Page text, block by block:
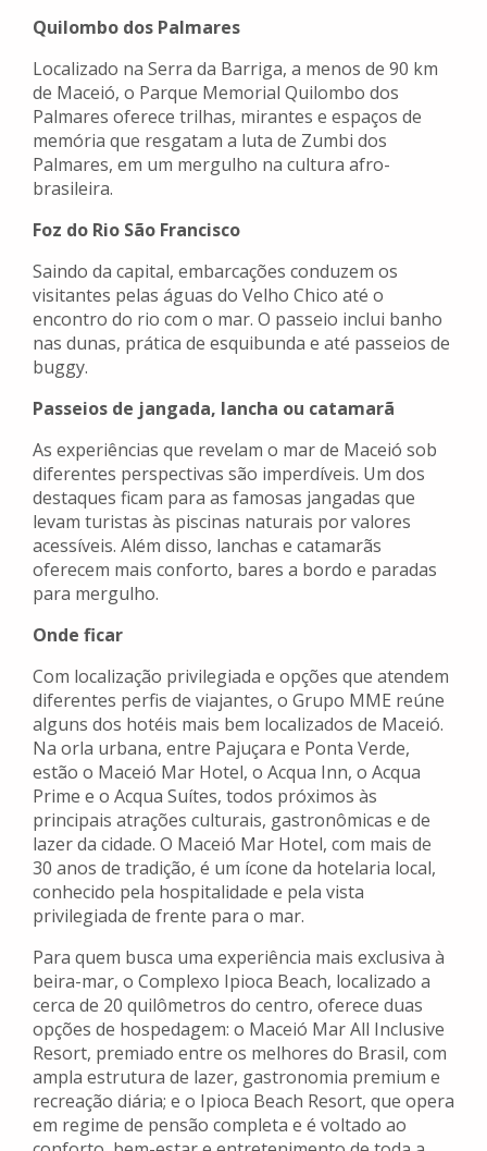
Quilombo dos Palmares
Localizado na Serra da Barriga, a menos de 90 km
de Maceió, o Parque Memorial Quilombo dos
Palmares oferece trilhas, mirantes e espaços de
memória que resgatam a luta de Zumbi dos
Palmares, em um mergulho na cultura afro-
brasileira.
Foz do Rio São Francisco
Saindo da capital, embarcações conduzem os
visitantes pelas águas do Velho Chico até o
encontro do rio com o mar. O passeio inclui banho
nas dunas, prática de esquibunda e até passeios de
buggy.
Passeios de jangada, lancha ou catamarã
As experiências que revelam o mar de Maceió sob
diferentes perspectivas são imperdíveis. Um dos
destaques ficam para as famosas jangadas que
levam turistas às piscinas naturais por valores
acessíveis. Além disso, lanchas e catamarãs
oferecem mais conforto, bares a bordo e paradas
para mergulho.
Onde ficar
Com localização privilegiada e opções que atendem
diferentes perfis de viajantes, o Grupo MME reúne
alguns dos hotéis mais bem localizados de Maceió.
Na orla urbana, entre Pajuçara e Ponta Verde,
estão o Maceió Mar Hotel, o Acqua Inn, o Acqua
Prime e o Acqua Suítes, todos próximos às
principais atrações culturais, gastronômicas e de
lazer da cidade. O Maceió Mar Hotel, com mais de
30 anos de tradição, é um ícone da hotelaria local,
conhecido pela hospitalidade e pela vista
privilegiada de frente para o mar.
Para quem busca uma experiência mais exclusiva à
beira-mar, o Complexo Ipioca Beach, localizado a
cerca de 20 quilômetros do centro, oferece duas
opções de hospedagem: o Maceió Mar All Inclusive
Resort, premiado entre os melhores do Brasil, com
ampla estrutura de lazer, gastronomia premium e
recreação diária; e o Ipioca Beach Resort, que opera
em regime de pensão completa e é voltado ao